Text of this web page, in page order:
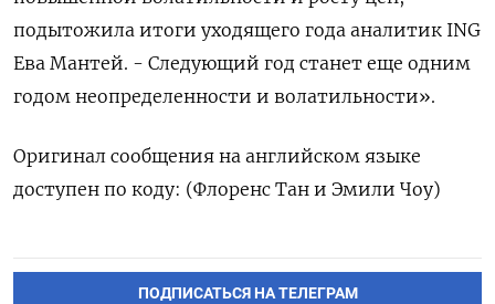
подытожила итоги уходящего года аналитик ING
Ева Мантей. - Следующий год станет еще одним
годом неопределенности и волатильности».
Оригинал сообщения на английском языке
доступен по коду: (Флоренс Тан и Эмили Чоу)
ПОДПИСАТЬСЯ НА ТЕЛЕГРАМ